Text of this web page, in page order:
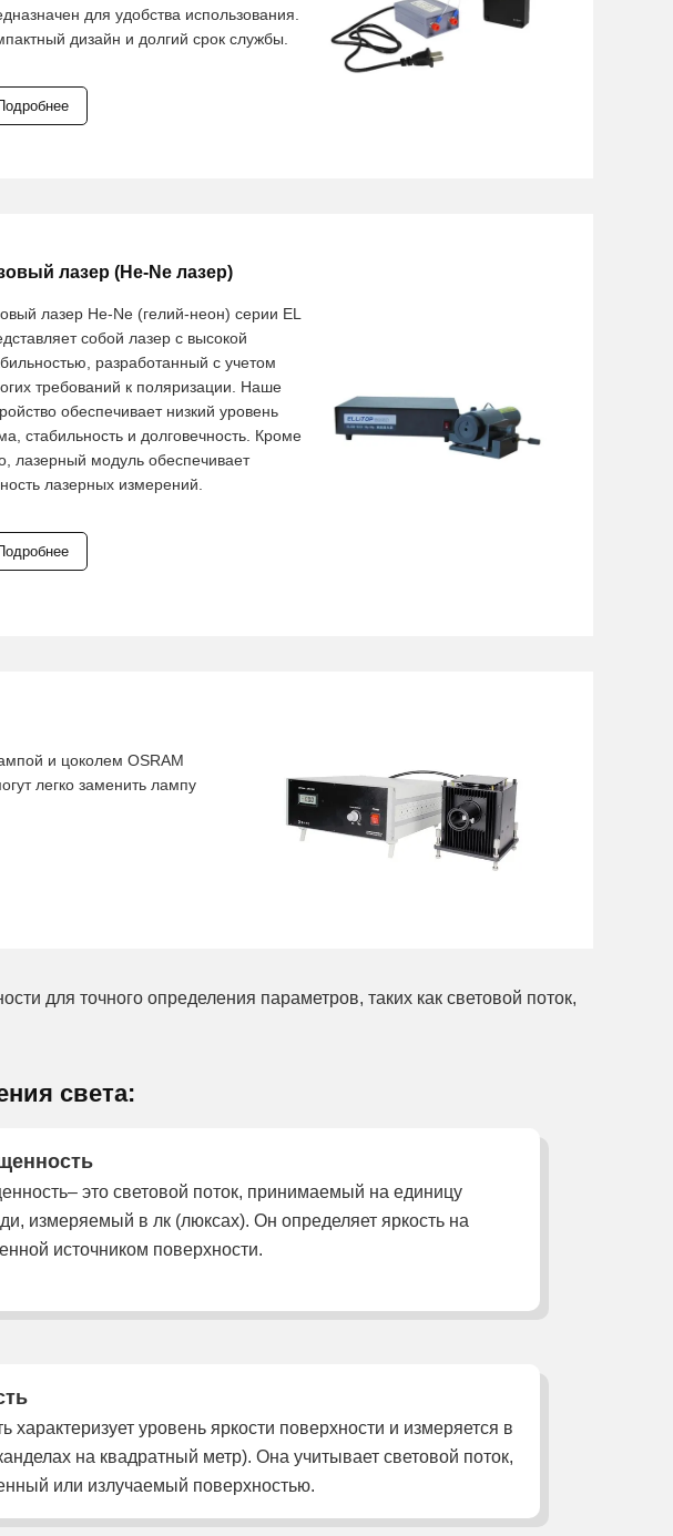
для удобства использования.
дизайн и долгий срок службы.
лазер (He-Ne лазер)
лазер He-Ne (гелий-неон) серии EL
собой лазер с высокой
разработанный с учетом
требований к поляризации. Наше
обеспечивает низкий уровень
стабильность и долговечность. Кроме
лазерный модуль обеспечивает
лазерных измерений.
и цоколем OSRAM
легко заменить лампу
для точного определения параметров, таких как световой поток,
света:
это световой поток, принимаемый на единицу
измеряемый в лк (люксах). Он определяет яркость на
источником поверхности.
характеризует уровень яркости поверхности и измеряется в
на квадратный метр). Она учитывает световой поток,
или излучаемый поверхностью.